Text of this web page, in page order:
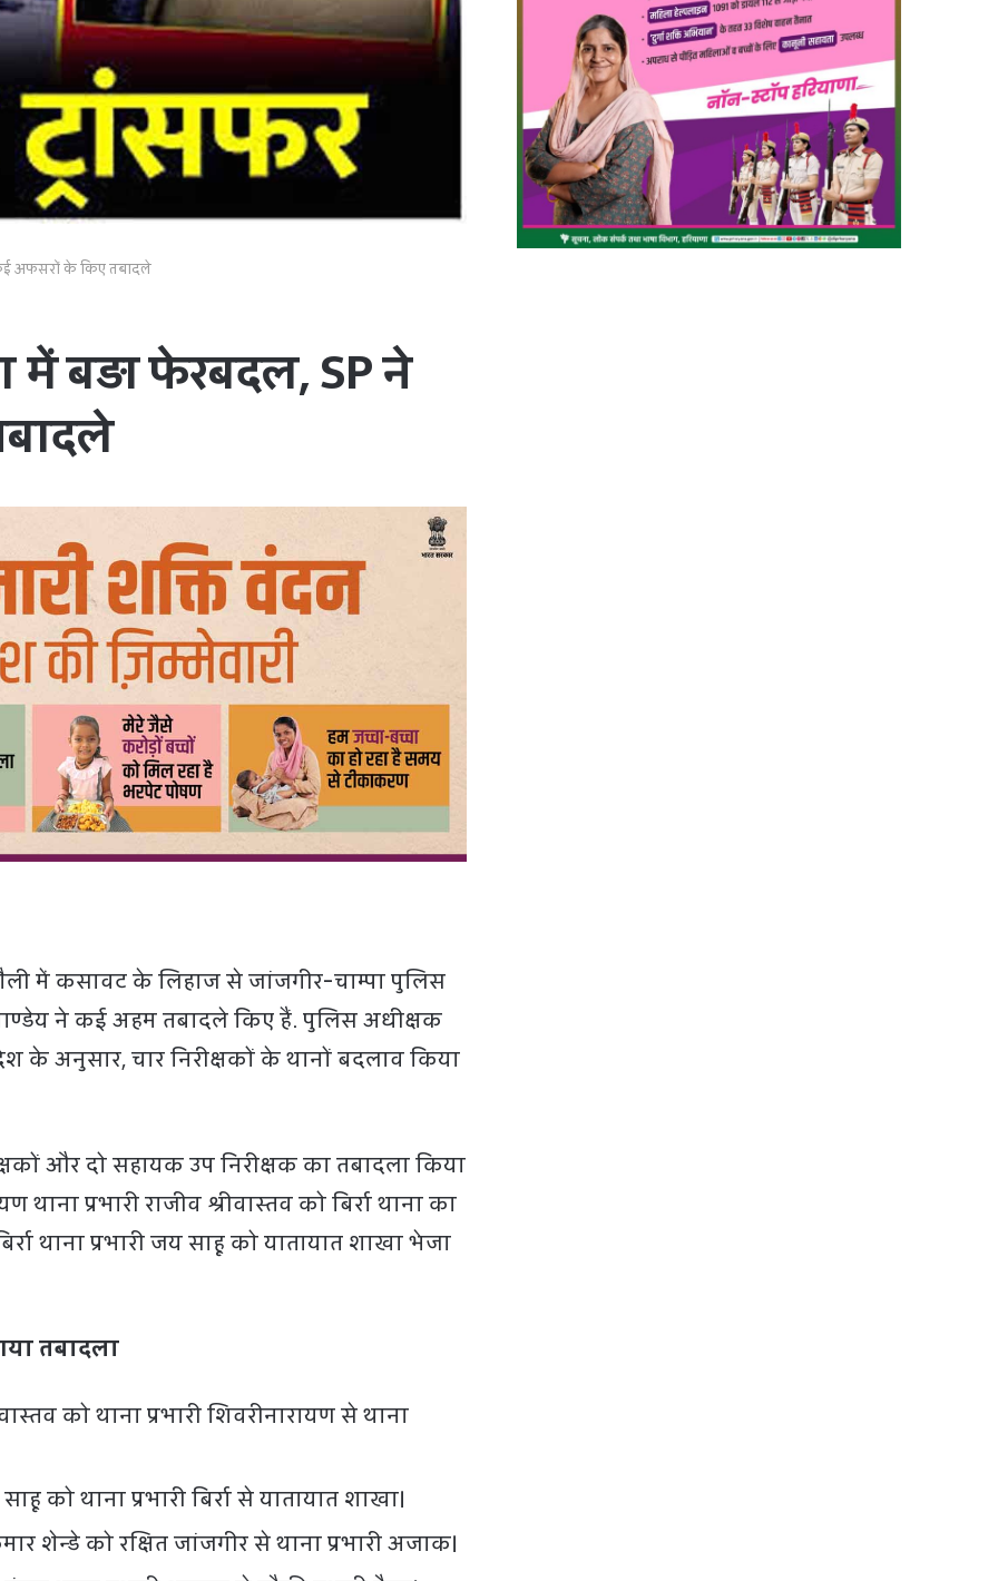
अफसरों के किए तबादले
में बड़ा फेरबदल, SP ने
में कसावट के लिहाज से जांजगीर-चाम्पा पुलिस
ने कई अहम तबादले किए हैं. पुलिस अधीक्षक
के अनुसार, चार निरीक्षकों के थानों बदलाव किया
और दो सहायक उप निरीक्षक का तबादला किया
थाना प्रभारी राजीव श्रीवास्तव को बिर्रा थाना का
थाना प्रभारी जय साहू को यातायात शाखा भेजा
तबादला
को थाना प्रभारी शिवरीनारायण से थाना
को थाना प्रभारी बिर्रा से यातायात शाखा।
शेन्डे को रक्षित जांजगीर से थाना प्रभारी अजाक।